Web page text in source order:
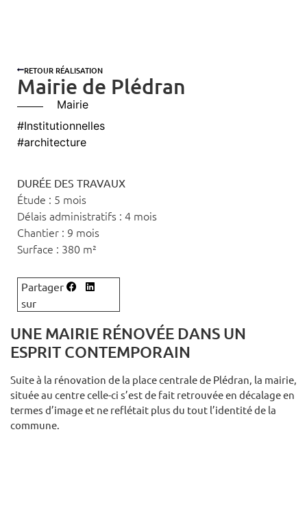
RETOUR RÉALISATION
Mairie de Plédran
Mairie
#Institutionnelles
#architecture
DURÉE DES TRAVAUX
Étude : 5 mois
Délais administratifs : 4 mois
Chantier : 9 mois
Surface : 380 m²
UNE MAIRIE RÉNOVÉE DANS UN
ESPRIT CONTEMPORAIN
Suite à la rénovation de la place centrale de Plédran, la mairie,
située au centre celle-ci s’est de fait retrouvée en décalage en
termes d’image et ne reflétait plus du tout l’identité de la
commune.